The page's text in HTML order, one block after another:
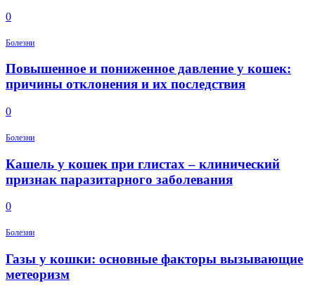
0
Болезни
Повышенное и пониженное давление у кошек:
причины отклонения и их последствия
0
Болезни
Кашель у кошек при глистах – клинический
признак паразитарного заболевания
0
Болезни
Газы у кошки: основные факторы вызывающие
метеоризм